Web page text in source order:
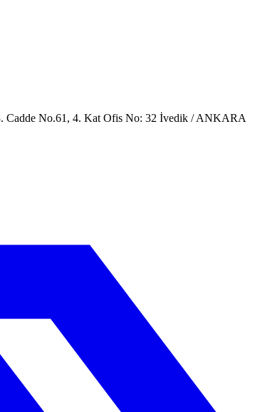
Cadde No.61, 4. Kat Ofis No: 32 İvedik / ANKARA